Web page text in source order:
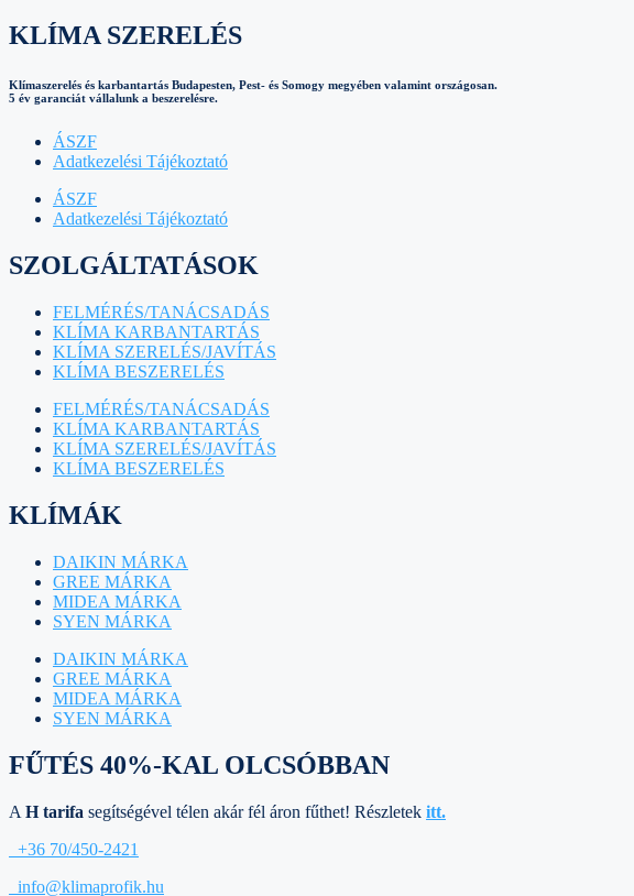
KLÍMA SZERELÉS
Klímaszerelés és karbantartás Budapesten, Pest- és Somogy megyében valamint országosan.
5 év garanciát vállalunk a beszerelésre.
ÁSZF
Adatkezelési Tájékoztató
ÁSZF
Adatkezelési Tájékoztató
SZOLGÁLTATÁSOK
FELMÉRÉS/TANÁCSADÁS
KLÍMA KARBANTARTÁS
KLÍMA SZERELÉS/JAVÍTÁS
KLÍMA BESZERELÉS
FELMÉRÉS/TANÁCSADÁS
KLÍMA KARBANTARTÁS
KLÍMA SZERELÉS/JAVÍTÁS
KLÍMA BESZERELÉS
KLÍMÁK
DAIKIN MÁRKA
GREE MÁRKA
MIDEA MÁRKA
SYEN MÁRKA
DAIKIN MÁRKA
GREE MÁRKA
MIDEA MÁRKA
SYEN MÁRKA
FŰTÉS 40%-KAL OLCSÓBBAN
A H tarifa segítségével télen akár fél áron fűthet! Részletek itt.
+36 70/450-2421
info@klimaprofik.hu